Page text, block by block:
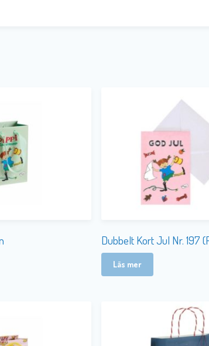
Dubbelt Kort Jul Nr. 197
Läs mer